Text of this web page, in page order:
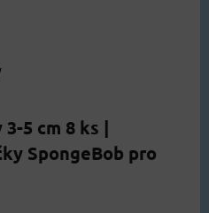
5 cm 8 ks |
SpongeBob pro